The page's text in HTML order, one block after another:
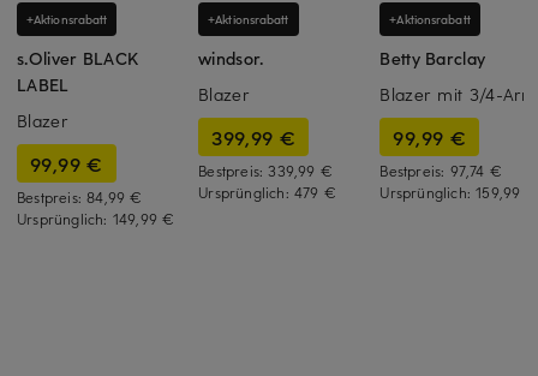
+Aktionsrabatt
s.Oliver BLACK
LABEL
Blazer
99,99 €
Bestpreis:84,99 €
Ursprünglich: 149,99 €
+Aktionsrabatt
windsor.
Blazer
399,99 €
Bestpreis:339,99 €
Ursprünglich: 479 €
+Aktionsrabatt
Betty Barclay
Blazer mit 3/4-Arm
99,99 €
Bestpreis: 97,74 €
Ursprünglich:159,99 €